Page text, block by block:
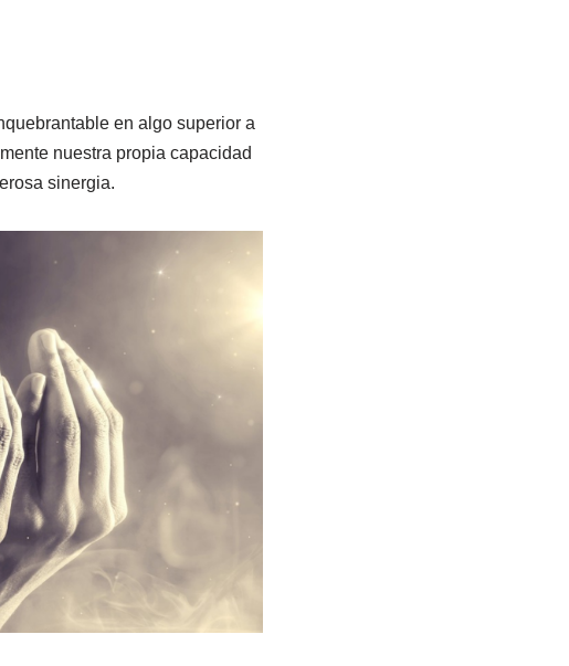
en algo superior a
nuestra propia capacidad
sinergia.